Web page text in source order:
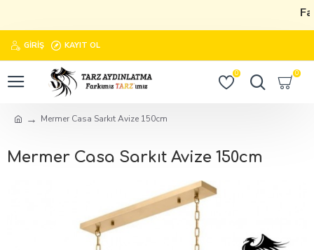
GIRIŞ KAYIT OL
0 0
Mermer Casa Sarkıt Avize 150cm
Mermer Casa Sarkıt Avize 150cm